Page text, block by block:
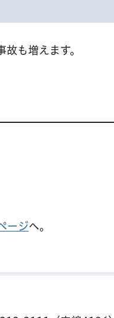
も増えます。
ージへ。